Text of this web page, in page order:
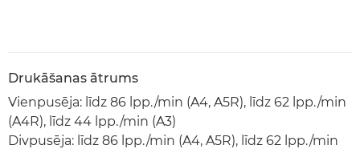
Drukāšanas ātrums
Vienpusēja: līdz 86 lpp./min (A4, A5R), līdz 62 lpp./min
(A4R), līdz 44 lpp./min (A3)
Divpusēja: līdz 86 lpp./min (A4, A5R), līdz 62 lpp./min